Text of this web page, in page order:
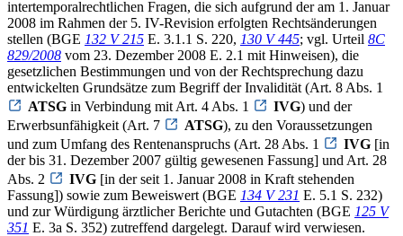
intertemporalrechtlichen Fragen, die sich aufgrund der am 1. Januar
2008 im Rahmen der 5. IV-Revision erfolgten Rechtsänderungen
stellen (BGE 132 V 215 E. 3.1.1 S. 220, 130 V 445; vgl. Urteil 8C
829/2008 vom 23. Dezember 2008 E. 2.1 mit Hinweisen), die
gesetzlichen Bestimmungen und von der Rechtsprechung dazu
entwickelten Grundsätze zum Begriff der Invalidität (Art. 8 Abs. 1
ATSG in Verbindung mit Art. 4 Abs. 1 IVG) und der
Erwerbsunfähigkeit (Art. 7
ATSG), zu den Voraussetzungen
und zum Umfang des Rentenanspruchs (Art. 28 Abs. 1
IVG [in
der bis 31. Dezember 2007 gültig gewesenen Fassung] und Art. 28
Abs. 2
IVG [in der seit 1. Januar 2008 in Kraft stehenden
Fassung]) sowie zum Beweiswert (BGE 134 V 231 E. 5.1 S. 232)
und zur Würdigung ärztlicher Berichte und Gutachten (BGE 125 V
351 E. 3a S. 352) zutreffend dargelegt. Darauf wird verwiesen.